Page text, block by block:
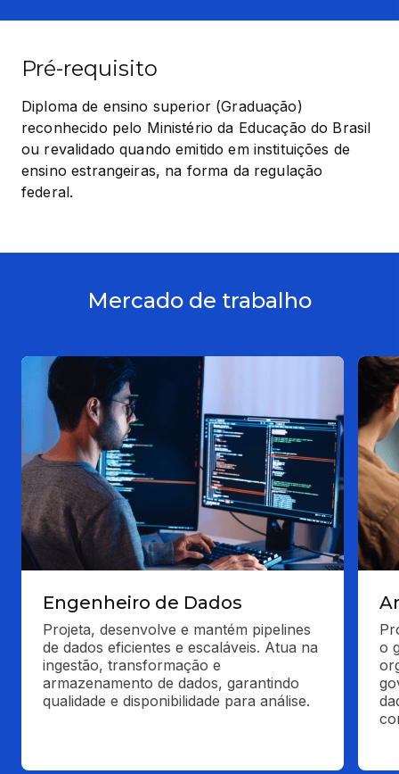
Pré-requisito
Diploma de ensino superior (Graduação)
reconhecido pelo Ministério da Educação do Brasil
ou revalidado quando emitido em instituições de
ensino estrangeiras, na forma da regulação
federal.
Mercado de trabalho
Engenheiro de Dados
Projeta, desenvolve e mantém pipelines
de dados eficientes e escaláveis. Atua na
ingestão, transformação e
armazenamento de dados, garantindo
qualidade e disponibilidade para análise.
o